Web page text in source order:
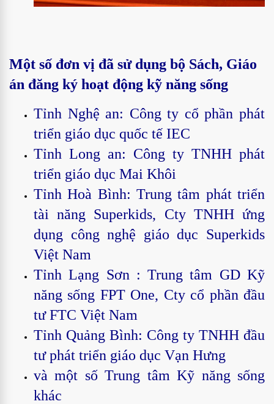
Một số đơn vị đã sử dụng bộ Sách, Giáo
án đăng ký hoạt động kỹ năng sống
Tỉnh Nghệ an: Công ty cổ phần phát
triển giáo dục quốc tế IEC
Tỉnh Long an: Công ty TNHH phát
triển giáo dục Mai Khôi
Tỉnh Hoà Bình: Trung tâm phát triển
tài năng Superkids, Cty TNHH ứng
dụng công nghệ giáo dục Superkids
Việt Nam
Tỉnh Lạng Sơn : Trung tâm GD Kỹ
năng sống FPT One, Cty cổ phần đầu
tư FTC Việt Nam
Tỉnh Quảng Bình: Công ty TNHH đầu
tư phát triển giáo dục Vạn Hưng
và một số Trung tâm Kỹ năng sống
khác